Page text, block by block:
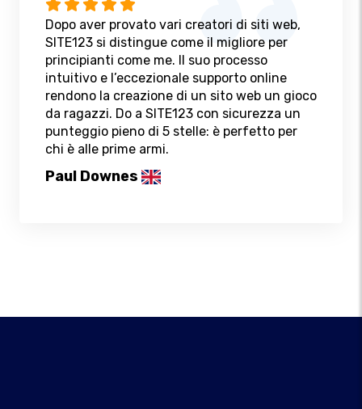
Dopo aver provato vari creatori di siti web,
SITE123 si distingue come il migliore per
principianti come me. Il suo processo
intuitivo e l’eccezionale supporto online
rendono la creazione di un sito web un gioco
da ragazzi. Do a SITE123 con sicurezza un
punteggio pieno di 5 stelle: è perfetto per
chi è alle prime armi.
Paul Downes